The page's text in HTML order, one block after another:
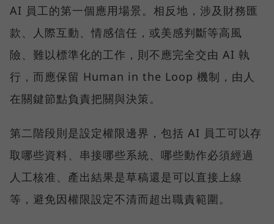
AI 員工的第一個應用場景。相反地，涉及財務匯
款、人際互動、情感信任，或美感判斷等高風
險、難以標準化的工作，則不應完全交由 AI 執
行，而應保留 Human in the Loop 機制，由人
在關鍵節點負責把關與決策。
第二階段則是設定權限邊界，包括 AI 員工可以存
取哪些資料、串接哪些系統、哪些動作必須經過
人工核准、產出結果是草稿還是可以直接上線
等，避免因權限設定不清而超出職責範圍。